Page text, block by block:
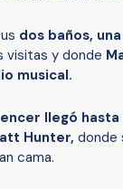
dos baños,
visitas y donde
musical.
llegó
Hunter, donde
cama.